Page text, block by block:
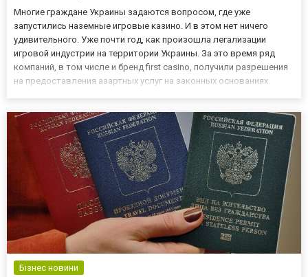
Многие граждане Украины задаются вопросом, где уже
запустились наземные игровые казино. И в этом нет ничего
удивительного. Уже почти год, как произошла легализации
игровой индустрии на территории Украины. За это время ряд
компаний, в том числе и бренд first casino, получили разрешения
на предоставления азартных услуг на законных основаниях.
Бізнес новини